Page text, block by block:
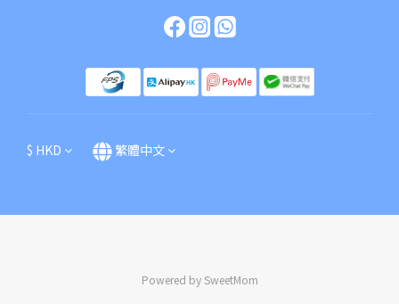
$ HKD 繁體中文
Powered by SweetMom